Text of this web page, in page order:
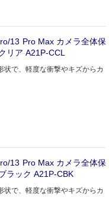
13 Pro Max カメラ全体保
リア A21P-CCL
状で、軽度な衝撃やキズからカ
13 Pro Max カメラ全体保
ラック A21P-CBK
状で、軽度な衝撃やキズからカ